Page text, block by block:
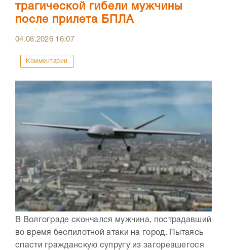
трагической гибели мужчины
после прилета БПЛА
04.08.2026 16:07
Комментарии
В Волгограде скончался мужчина, пострадавший
во время беспилотной атаки на город. Пытаясь
спасти гражданскую супругу из загоревшегося